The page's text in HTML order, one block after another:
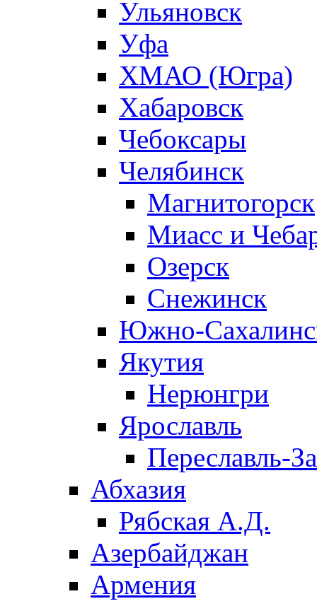
Ульяновск
Уфа
ХМАО (Югра)
Хабаровск
Чебоксары
Челябинск
Магнитогорск
Миасс и
Озерск
Снежинск
Южно-
Якутия
Нерюнгри
Ярославль
Переславль-
Абхазия
Рябская А.Д.
Азербайджан
Армения